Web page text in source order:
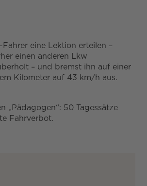
eine Lektion erteilen –
einen anderen Lkw
– und bremst ihn auf einer
Kilometer auf 43 km/h aus.
„Pädagogen“: 50 Tagessätze
Fahrverbot.